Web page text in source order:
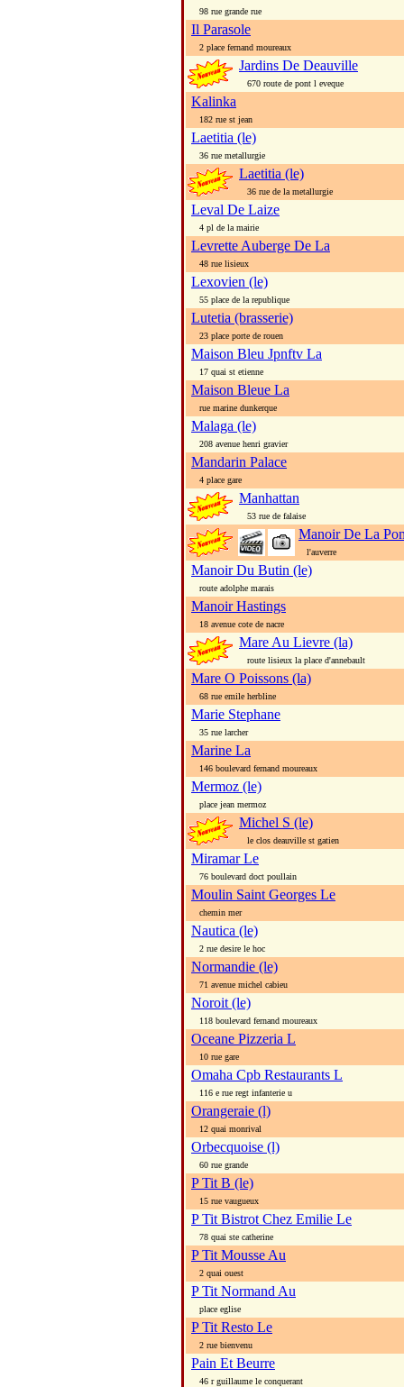
98 rue grande rue
Il Parasole
2 place fernand moureaux
Jardins De Deauville
670 route de pont l eveque
Kalinka
182 rue st jean
Laetitia (le)
36 rue metallurgie
Laetitia (le)
36 rue de la metallurgie
Leval De Laize
4 pl de la mairie
Levrette Auberge De La
48 rue lisieux
Lexovien (le)
55 place de la republique
Lutetia (brasserie)
23 place porte de rouen
Maison Bleu Jpnftv La
17 quai st etienne
Maison Bleue La
rue marine dunkerque
Malaga (le)
208 avenue henri gravier
Mandarin Palace
4 place gare
Manhattan
53 rue de falaise
Manoir De La
l'auverre
Manoir Du Butin (le)
route adolphe marais
Manoir Hastings
18 avenue cote de nacre
Mare Au Lievre (la)
route lisieux la place d'annebault
Mare O Poissons (la)
68 rue emile herbline
Marie Stephane
35 rue larcher
Marine La
146 boulevard fernand moureaux
Mermoz (le)
place jean mermoz
Michel S (le)
le clos deauville st gatien
Miramar Le
76 boulevard doct poullain
Moulin Saint Georges Le
chemin mer
Nautica (le)
2 rue desire le hoc
Normandie (le)
71 avenue michel cabieu
Noroit (le)
118 boulevard fernand moureaux
Oceane Pizzeria L
10 rue gare
Omaha Cpb Restaurants L
116 e rue regt infanterie u
Orangeraie (l)
12 quai monrival
Orbecquoise (l)
60 rue grande
P Tit B (le)
15 rue vaugueux
P Tit Bistrot Chez Emilie Le
78 quai ste catherine
P Tit Mousse Au
2 quai ouest
P Tit Normand Au
place eglise
P Tit Resto Le
2 rue bienvenu
Pain Et Beurre
46 r guillaume le conquerant